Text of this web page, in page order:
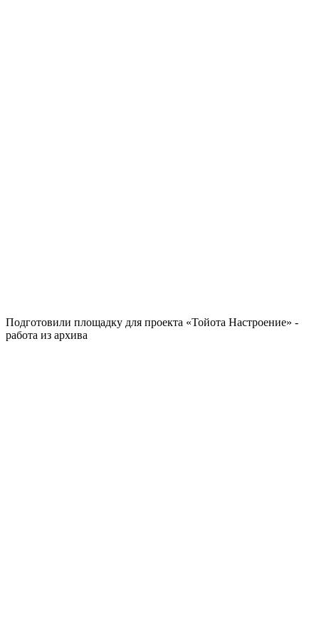
Подготовили площадку для проекта «Тойота Настроение» -
работа из архива